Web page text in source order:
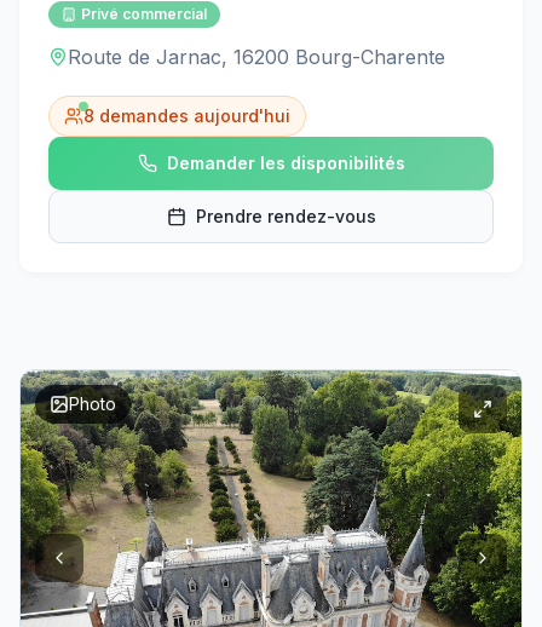
Privé commercial
Route de Jarnac, 16200 Bourg-Charente
8 demandes aujourd'hui
Demander les disponibilités
Prendre rendez-vous
Photo